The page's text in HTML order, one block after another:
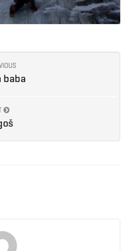
baba